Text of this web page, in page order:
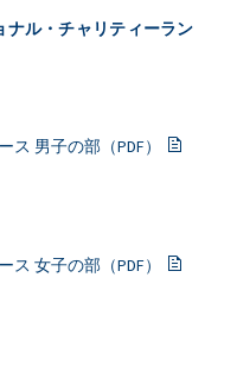
ナル・チャリティーラン
ス 男子の部（PDF）
ス 女子の部（PDF）